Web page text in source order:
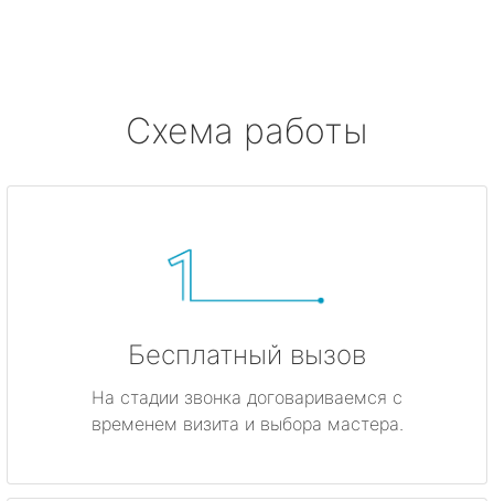
Схема работы
Бесплатный вызов
На стадии звонка договариваемся с
временем визита и выбора мастера.